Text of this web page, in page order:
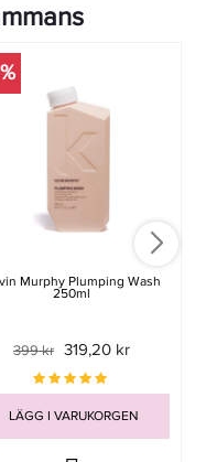
Murphy Plumping Wash
250ml
399 kr 319,20 kr
LÄGG I VARUKORGEN